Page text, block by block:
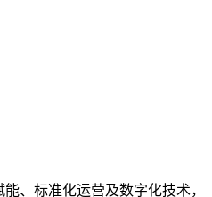
、标准化运营及数字化技术，